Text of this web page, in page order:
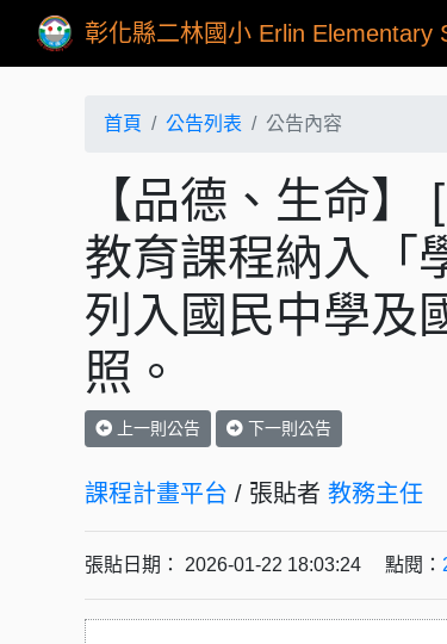
彰化縣二林國小 Erlin Elementary
首頁 公告列表 公告內容
【品德、生命
教育課程納入「
列入國⺠中學及
照。
上一則公告 下一則公告
課程計畫平台 / 張貼者 教務主任
張貼日期： 2026-01-22 18:03:24 點閱：